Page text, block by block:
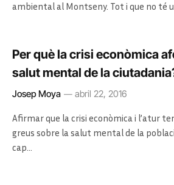
ambiental al Montseny. Tot i que no té
Per què la crisi econòmica
salut mental de la
Josep Moya abril 22, 2016
Afirmar que la crisi econòmica i l’atur
greus sobre la salut mental de la
cap…